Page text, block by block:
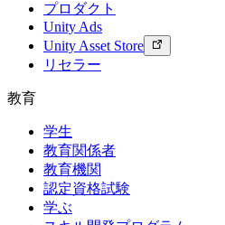
Unity で宣伝
Unity で収益化
活用事例
モバイルゲーム
Unity でモバイル向けヒット作を
インディーゲーム
少人数のチームで大規模なゲーム
XR ゲーム
XR ゲームを複数プラットフォー
ブログ
更新情報、情報、技術的ヒント
お知らせ
ニュース、ストーリー、プレスセ
認定教材
Unityのマスタリーを証明する
プロダクト
Unity Ads
Unity Asset Store
リセラー
教育
学生
教育関係者
教育機関
認定資格試験
学ぶ